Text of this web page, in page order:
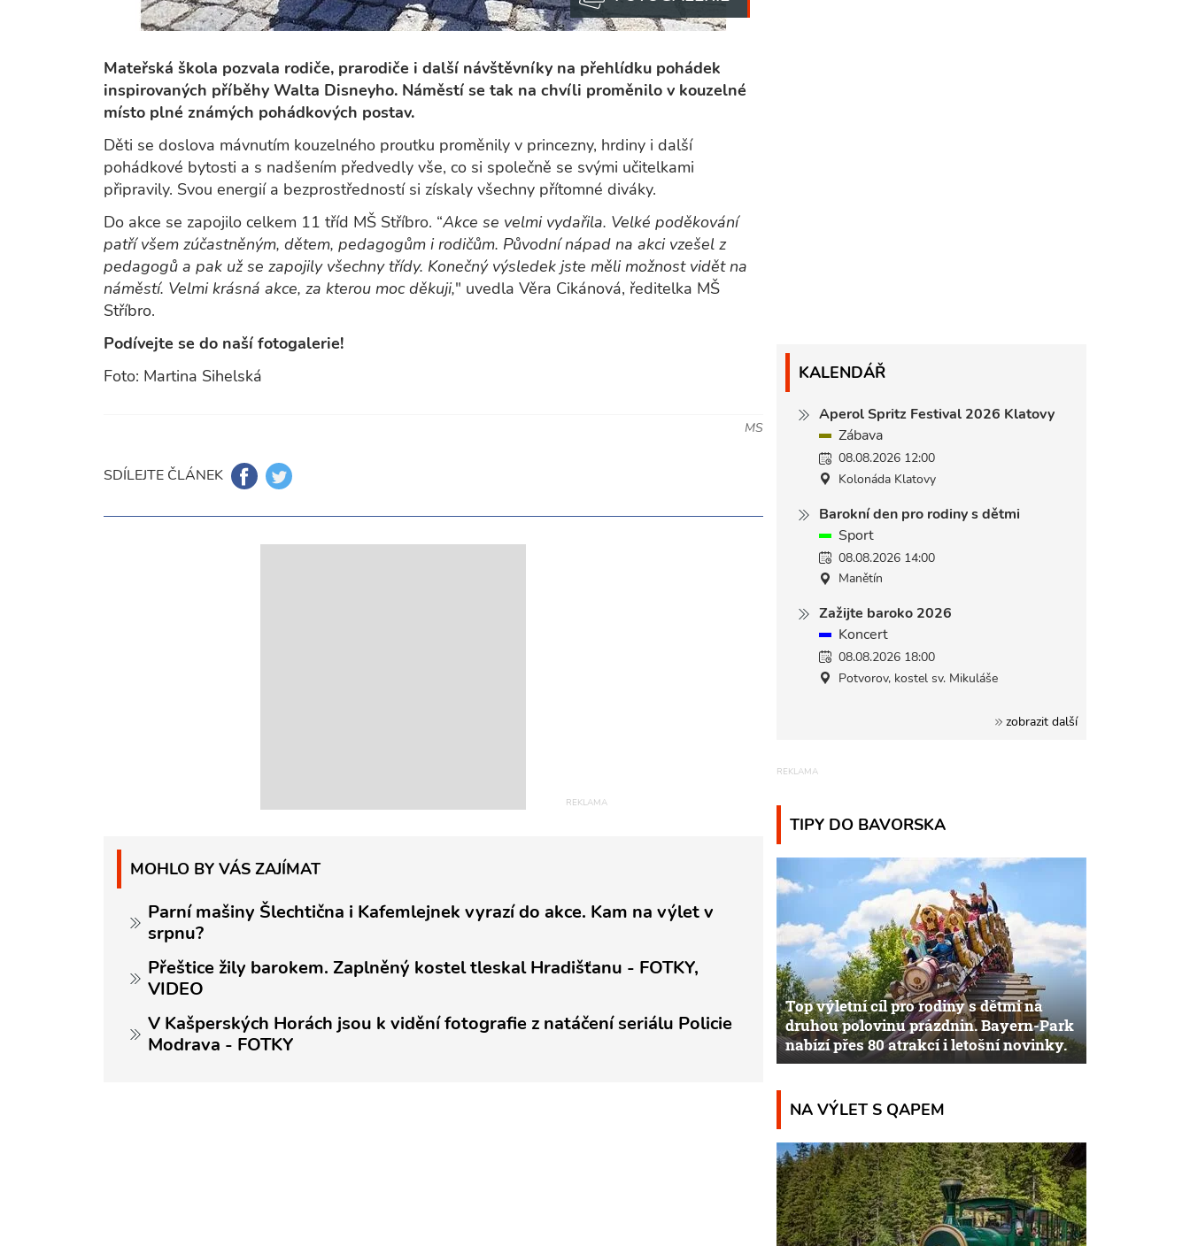
Mateřská škola pozvala rodiče, prarodiče i další návštěvníky na přehlídku pohádek
inspirovaných příběhy Walta Disneyho. Náměstí se tak na chvíli proměnilo v kouzelné
místo plné známých pohádkových postav.
Děti se doslova mávnutím kouzelného proutku proměnily v princezny, hrdiny i další
pohádkové bytosti a s nadšením předvedly vše, co si společně se svými učitelkami
připravily. Svou energií a bezprostředností si získaly všechny přítomné diváky.
Do akce se zapojilo celkem 11 tříd MŠ Stříbro. “Akce se velmi vydařila. Velké poděkování
patří všem zúčastněným, dětem, pedagogům i rodičům. Původní nápad na akci vzešel z
pedagogů a pak už se zapojily všechny třídy. Konečný výsledek jste měli možnost vidět na
náměstí. Velmi krásná akce, za kterou moc děkuji," uvedla Věra Cikánová, ředitelka MŠ
Stříbro.
Podívejte se do naší fotogalerie!
Foto: Martina Sihelská
MS
SDÍLEJTE ČLÁNEK
MOHLO BY VÁS ZAJÍMAT
Parní mašiny Šlechtična i Kafemlejnek vyrazí do akce. Kam na výlet v
srpnu?
Přeštice žily barokem. Zaplněný kostel tleskal Hradišťanu - FOTKY,
VIDEO
V Kašperských Horách jsou k vidění fotografie z natáčení seriálu Policie
Modrava - FOTKY
KALENDÁŘ
Aperol Spritz Festival 2026 Klatovy
Zábava
08.08.2026 12:00
Kolonáda Klatovy
Barokní den pro rodiny s dětmi
Sport
08.08.2026 14:00
Manětín
Zažijte baroko 2026
Koncert
08.08.2026 18:00
Potvorov, kostel sv. Mikuláše
zobrazit další
TIPY DO BAVORSKA
Top výletní cíl pro rodiny s dětmi na
druhou polovinu prázdnin. Bayern-Park
nabízí přes 80 atrakcí i letošní novinky.
NA VÝLET S QAPEM